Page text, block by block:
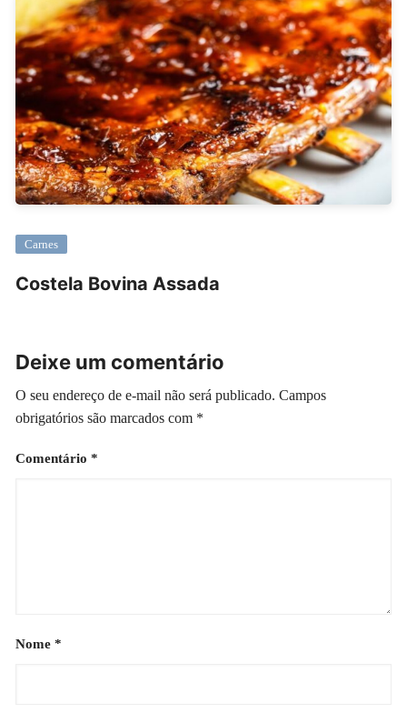
Carnes
Costela Bovina Assada
Deixe um comentário
O seu endereço de e-mail não será publicado. Campos
obrigatórios são marcados com *
Comentário*
Nome*